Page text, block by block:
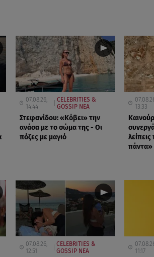
07.08.26,
14:44
CELEBRITIES &
GOSSIP ΝΕΑ
Στεφανίδου: «Κόβει» την
ανάσα με το σώμα της - Οι
πόζες με μαγιό
13:33
πάντα»
07.08.26,
12:51
CELEBRITIES &
GOSSIP ΝΕΑ
11:17